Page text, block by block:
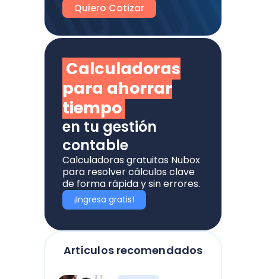
Artículos recomendados
Calculadoras
para ahorrar
tiempo
en tu gestión
contable
Calculadoras gratuitas Nubox
para resolver cálculos clave
de forma rápida y sin errores.
¡Ingresa gratis!
Quiero Cotizar